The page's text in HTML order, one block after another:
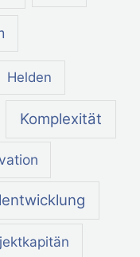
Helden
Komplexität